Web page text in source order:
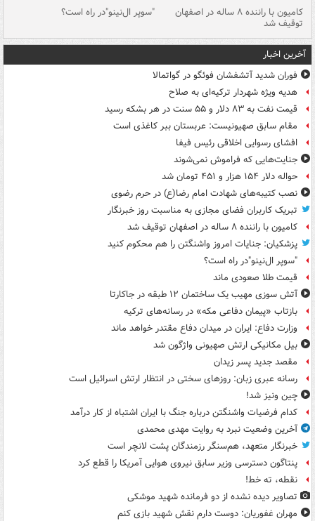
کامیون با راننده ۸ ساله در اصفهان
توقیف شد
"سوپر ال‌نینو"در راه است؟
آخرین اخبار
فوران شدید آتشفشان فوئگو در گواتمالا
هدیه ویژه شهردار ترکیه‌ای به صلاح
قیمت نفت به ۸۳ دلار و ۵۵ سنت در هر بشکه رسید
مقام سابق صهیونیست: عربستان ببر کاغذی است
افشای رسوایی اخلاقی رئیس فیفا
جنایت‌هایی که فراموش نمی‌شوند
حواله دلار ۱۵۴ هزار و ۴۵۱ تومان شد
نصب کتیبه‌های شهادت امام رضا(ع) در حرم رضوی
تبریک کاربران فضای مجازی به مناسبت روز خبرنگار
کامیون با راننده ۸ ساله در اصفهان توقیف شد
پزشکیان: جنایات امروز واشنگتن را هم محکوم کنید
"سوپر ال‌نینو"در راه است؟
قیمت طلا صعودی ماند
آتش سوزی مهیب یک ساختمان ۱۲ طبقه در جاکارتا
بازتاب «پیمان دفاعی مکه» در رسانه‌های ترکیه
وزارت دفاع: ایران در میدان دفاع مقتدر خواهد ماند
بیل مکانیکی ارتش صهیونی واژگون شد
مقصد جدید پسر زیدان
رسانه عبری زبان: روزهای سختی در انتظار ارتش اسرائیل است
چین ونیز شد!
کدام فرضیات واشنگتن درباره جنگ با ایران اشتباه از کار درآمد
آخرین وضعیت نبرد به روایت مهدی محمدی
خبرنگار متعهد، هم‌سنگر رزمندگان پشت لانچر است
پنتاگون دسترسی وزیر سابق نیروی هوایی آمریکا را قطع کرد
نقطه، ته خط!
تصاویر دیده‌ نشده از دو فرمانده شهید موشکی
مهران غفوریان: دوست دارم نقش شهید بازی کنم